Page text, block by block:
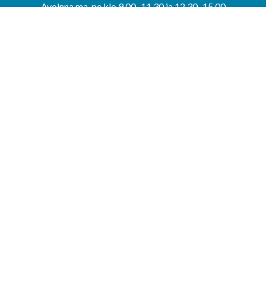
Avoinna ma-pe klo 9.00–11.30 ja 12.30–15.00